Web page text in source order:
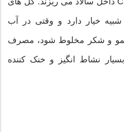
شبیه خیار دارد و وقتی در آب
و شکر مخلوط شود، مصرف
نشاط انگیز و خنک کننده